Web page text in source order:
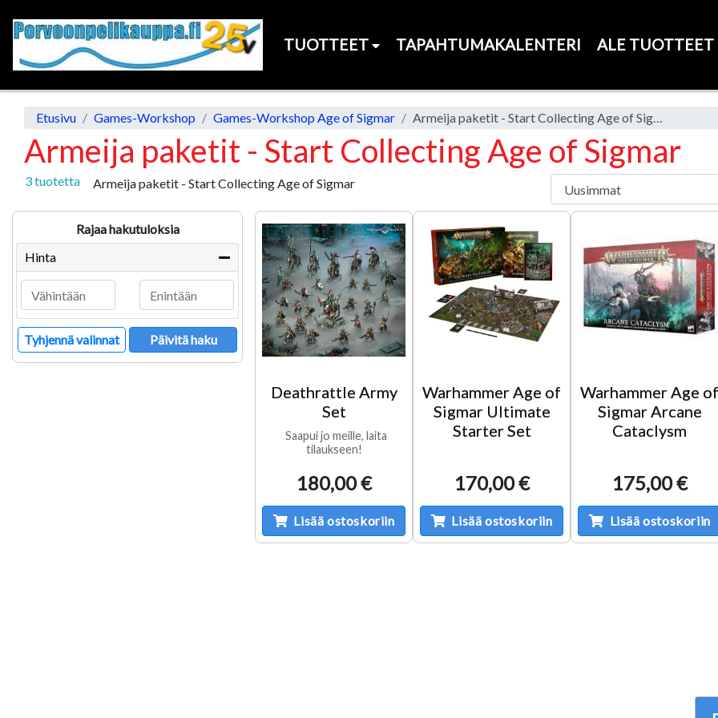
TUOTTEET TAPAHTUMAKALENTERI ALE TUOTTEET
Etusivu Games-Workshop Games-Workshop Age of Sigmar Armeija paketit - Start Collecting Age of Sigmar
Armeija paketit - Start Collecting Age of Sigmar
3 tuotetta Armeija paketit - Start Collecting Age of Sigmar
Rajaa hakutuloksia
Hinta
Tyhjennä valinnat Päivitä haku
Deathrattle Army
Set
Saapui jo meille, laita
tilaukseen!
180,00 €
Lisää ostoskoriin
Warhammer Age of
Sigmar Ultimate
Starter Set
170,00 €
Lisää ostoskoriin
Warhammer Age
Sigmar Arcane
Cataclysm
175,00 €
Lisää ostoskoriin